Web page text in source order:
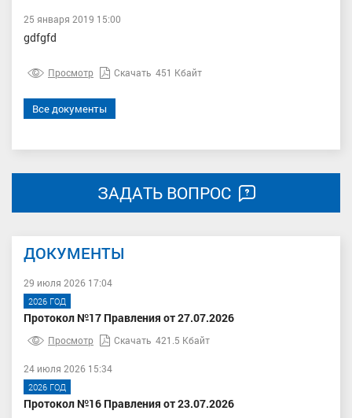
25 января 2019 15:00
gdfgfd
Просмотр Скачать 451 Кбайт
Все документы
ЗАДАТЬ ВОПРОС
ДОКУМЕНТЫ
29 июля 2026 17:04
2026 ГОД
Протокол №17 Правления от 27.07.2026
Просмотр Скачать 421.5 Кбайт
24 июля 2026 15:34
2026 ГОД
Протокол №16 Правления от 23.07.2026